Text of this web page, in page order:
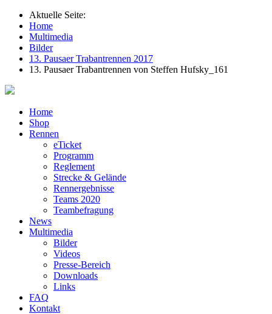
Aktuelle Seite:
Home
Multimedia
Bilder
13. Pausaer Trabantrennen 2017
13. Pausaer Trabantrennen von Steffen Hufsky_161
Home
Shop
Rennen
eTicket
Programm
Reglement
Strecke & Gelände
Rennergebnisse
Teams 2020
Teambefragung
News
Multimedia
Bilder
Videos
Presse-Bereich
Downloads
Links
FAQ
Kontakt